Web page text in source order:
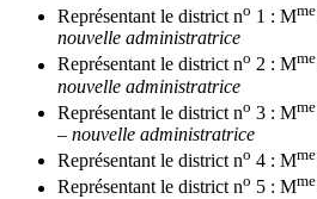
Représentant le district no 1 : Mme
nouvelle administratrice
Représentant le district no 2 : Mme
nouvelle administratrice
Représentant le district no 3 : Mme
– nouvelle administratrice
Représentant le district no 4 : Mme
Représentant le district no 5 : Mme